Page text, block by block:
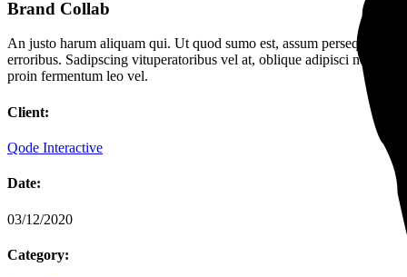
Brand Collab
An justo harum aliquam qui. Ut quod sumo est, assum persequeris
erroribus. Sadipscing vituperatoribus vel at, oblique adipisci no eum
proin fermentum leo vel.
Client:
Qode Interactive
Date:
03/12/2020
Category: